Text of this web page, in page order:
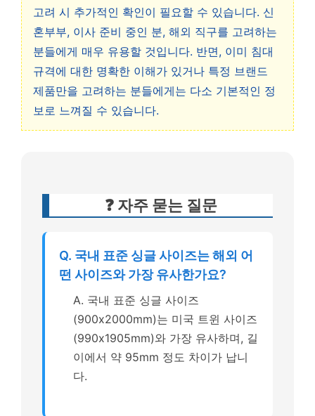
고려 시 추가적인 확인이 필요할 수 있습니다. 신
혼부부, 이사 준비 중인 분, 해외 직구를 고려하는
분들에게 매우 유용할 것입니다. 반면, 이미 침대
규격에 대한 명확한 이해가 있거나 특정 브랜드
제품만을 고려하는 분들에게는 다소 기본적인 정
보로 느껴질 수 있습니다.
❓ 자주 묻는 질문
Q. 국내 표준 싱글 사이즈는 해외 어
떤 사이즈와 가장 유사한가요?
A. 국내 표준 싱글 사이즈
(900x2000mm)는 미국 트윈 사이즈
(990x1905mm)와 가장 유사하며, 길
이에서 약 95mm 정도 차이가 납니
다.